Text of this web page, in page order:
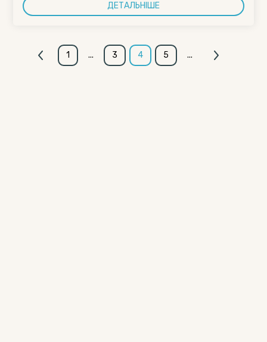
ДЕТАЛЬНІШЕ
1 ... 3 4 5 ...